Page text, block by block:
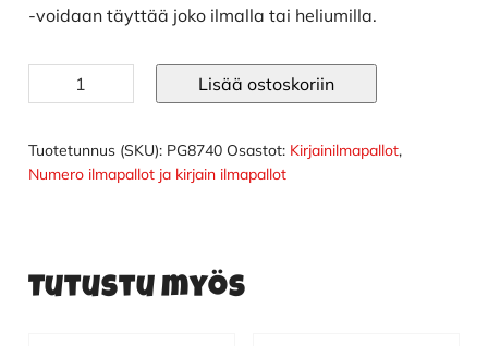
-voidaan täyttää joko ilmalla tai heliumilla.
kirjainilmapallo
102
cm
Lisää ostoskoriin
Tuotetunnus (SKU): PG8740 Osastot: Kirjainilmapallot,
Numero ilmapallot ja kirjain ilmapallot
Tutustu myös